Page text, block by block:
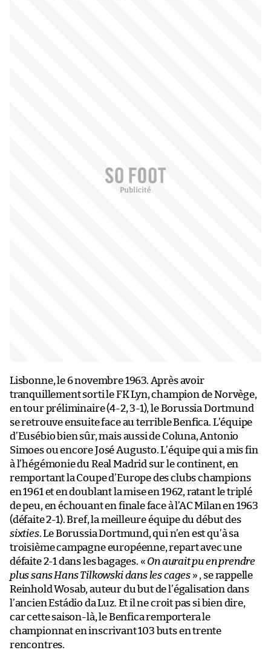
Lisbonne, le 6 novembre 1963. Après avoir
tranquillement sorti le FK Lyn, champion de Norvège,
en tour préliminaire (4-2, 3-1), le Borussia Dortmund
se retrouve ensuite face au terrible Benfica. L’équipe
d’Eusébio bien sûr, mais aussi de Coluna, Antonio
Simoes ou encore José Augusto. L’équipe qui a mis fin
à l’hégémonie du Real Madrid sur le continent, en
remportant la Coupe d’Europe des clubs champions
en 1961 et en doublant la mise en 1962, ratant le triplé
de peu, en échouant en finale face à l’AC Milan en 1963
(défaite 2-1). Bref, la meilleure équipe du début des
sixties. Le Borussia Dortmund, qui n’en est qu’à sa
troisième campagne européenne, repart avec une
défaite 2-1 dans les bagages. « On aurait pu en prendre
plus sans Hans Tilkowski dans les cages» , se rappelle
Reinhold Wosab, auteur du but de l’égalisation dans
l’ancien Estádio da Luz. Et il ne croit pas si bien dire,
car cette saison-là, le Benfica remportera le
championnat en inscrivant 103 buts en trente
rencontres.